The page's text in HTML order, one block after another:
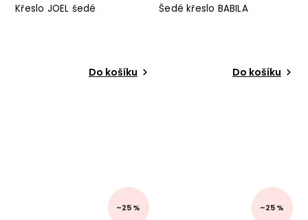
Křeslo JOEL šedé
Do košíku
Šedé křeslo BABILA
Do košíku
–25 % –25 %